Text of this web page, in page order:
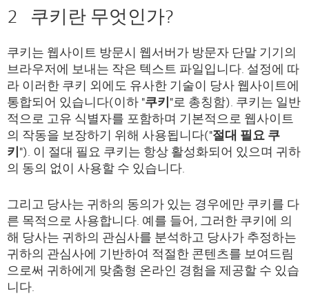
2 쿠키란 무엇인가?
쿠키는 웹사이트 방문시 웹서버가 방문자 단말 기기의
브라우저에 보내는 작은 텍스트 파일입니다. 설정에 따
라 이러한 쿠키 외에도 유사한 기술이 당사 웹사이트에
통합되어 있습니다(이하 "쿠키"로 총칭함). 쿠키는 일반
적으로 고유 식별자를 포함하며 기본적으로 웹사이트
의 작동을 보장하기 위해 사용됩니다("절대 필요 쿠
키"). 이 절대 필요 쿠키는 항상 활성화되어 있으며 귀하
의 동의 없이 사용할 수 있습니다.
그리고 당사는 귀하의 동의가 있는 경우에만 쿠키를 다
른 목적으로 사용합니다. 예를 들어, 그러한 쿠키에 의
해 당사는 귀하의 관심사를 분석하고 당사가 추정하는
귀하의 관심사에 기반하여 적절한 콘텐츠를 보여드림
으로써 귀하에게 맞춤형 온라인 경험을 제공할 수 있습
니다.